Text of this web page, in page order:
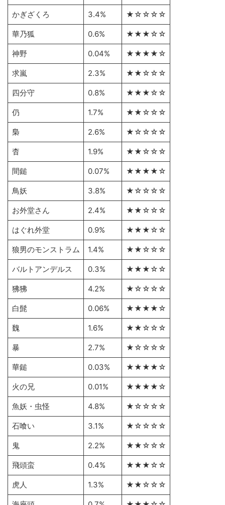
かぎざくろ 3.4% ★☆☆☆☆
華乃狐 0.6% ★★★☆☆
神野 0.04% ★★★★☆
求嵐 2.3% ★★☆☆☆
四分守 0.8% ★★★☆☆
仍 1.7% ★★☆☆☆
梟 2.6% ★☆☆☆☆
杳 1.9% ★★☆☆☆
間鎚 0.07% ★★★★☆
鳥妖 3.8% ★☆☆☆☆
お外堂さん 2.4% ★★☆☆☆
はぐれ外堂 0.9% ★★★☆☆
狼男のモンストラム 1.4% ★★☆☆☆
バルトアンデルス 0.3% ★★★☆☆
狒狒 4.2% ★☆☆☆☆
白髭 0.06% ★★★★☆
魏 1.6% ★★☆☆☆
暴 2.7% ★☆☆☆☆
華鎚 0.03% ★★★★☆
火の兄 0.01% ★★★★☆
魚妖・虫怪 4.8% ★☆☆☆☆
石喰い 3.1% ★☆☆☆☆
鬼 2.2% ★★☆☆☆
飛頭蛮 0.4% ★★★☆☆
虎人 1.3% ★★☆☆☆